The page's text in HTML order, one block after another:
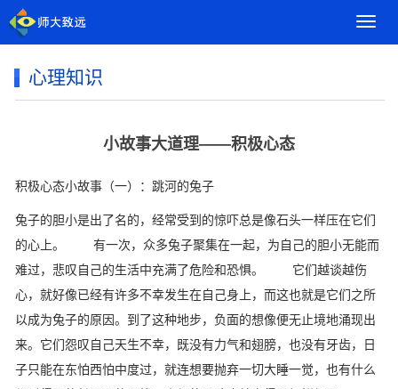
导
心理知识
小故事大道理——积极心态
积极心态小故事（一）：跳河的兔子
兔子的胆小是出了名的，经常受到的惊吓总是像石头一样压在它们
的心上。 有一次，众多兔子聚集在一起，为自己的胆小无能而
难过，悲叹自己的生活中充满了危险和恐惧。 它们越谈越伤
心，就好像已经有许多不幸发生在自己身上，而这也就是它们之所
以成为兔子的原因。到了这种地步，负面的想像便无止境地涌现出
来。它们怨叹自己天生不幸，既没有力气和翅膀，也没有牙齿，日
子只能在东怕西怕中度过，就连想要抛弃一切大睡一觉，也有什么